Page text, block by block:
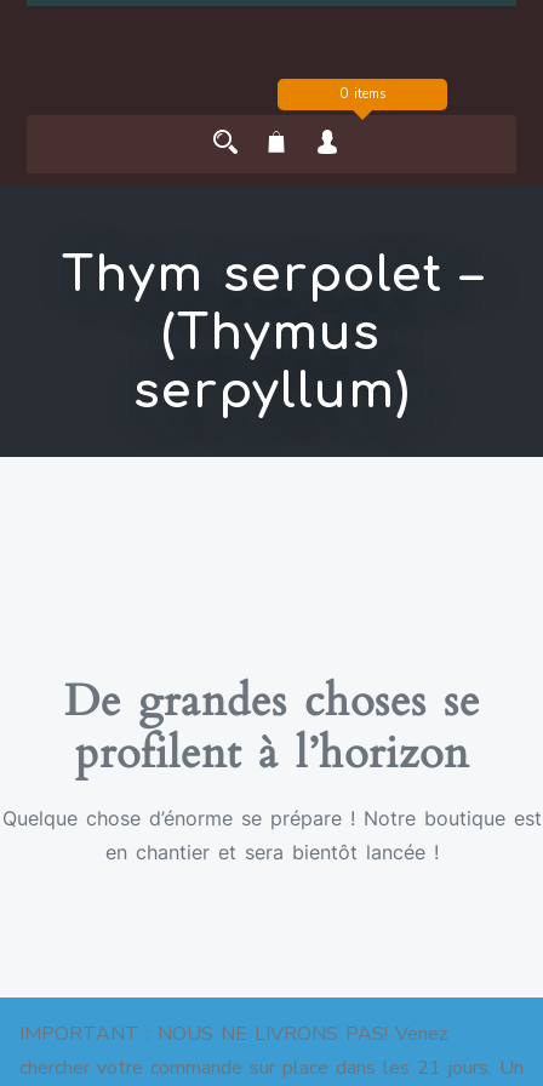
IMPORTANT : NOUS NE LIVRONS PAS! Venez
chercher votre commande sur place dans les 21 jours. Un
0 items
Thym serpolet –
(Thymus
serpyllum)
De grandes choses se
profilent à l’horizon
Quelque chose d’énorme se prépare ! Notre boutique est
en chantier et sera bientôt lancée !